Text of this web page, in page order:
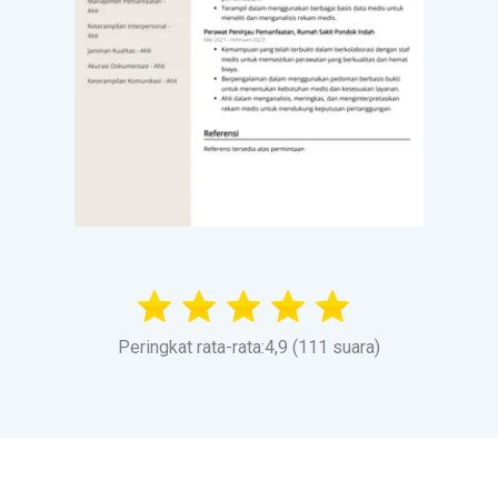
Peringkat rata-rata:4,9 (111 suara)